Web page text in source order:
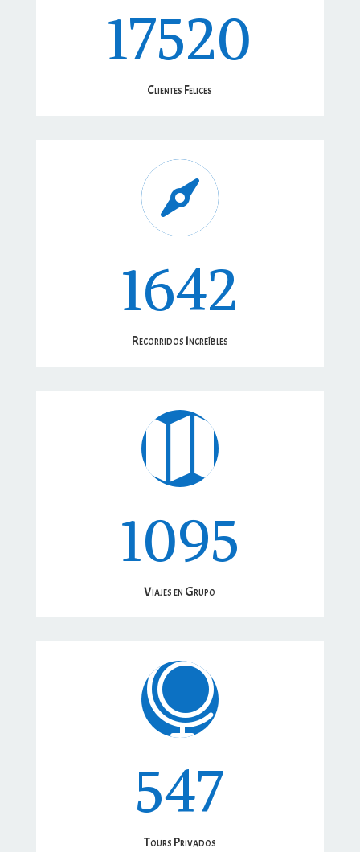
17520
Clientes Felices

1642
Recorridos Increíbles

1095
Viajes en Grupo

547
Tours Privados